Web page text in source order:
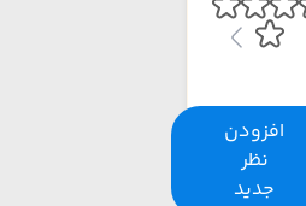
افزودن
نظر
جدید